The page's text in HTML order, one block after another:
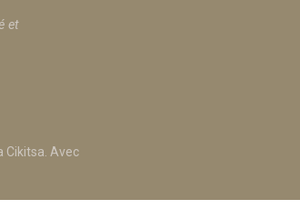
et
Cikitsa. Avec